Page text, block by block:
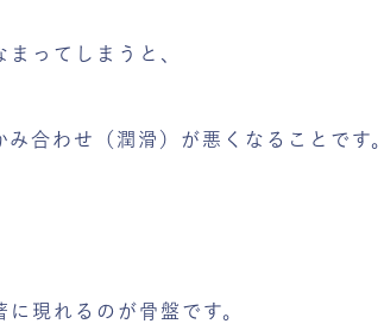
まってしまうと、
み合わせ（潤滑）が悪くなることです。
に現れるのが骨盤です。